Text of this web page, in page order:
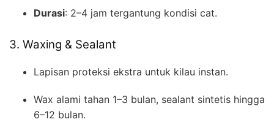
Durasi: 2–4 jam tergantung kondisi cat.
3. Waxing & Sealant
Lapisan proteksi ekstra untuk kilau instan.
Wax alami tahan 1–3 bulan, sealant sintetis hingga
6–12 bulan.